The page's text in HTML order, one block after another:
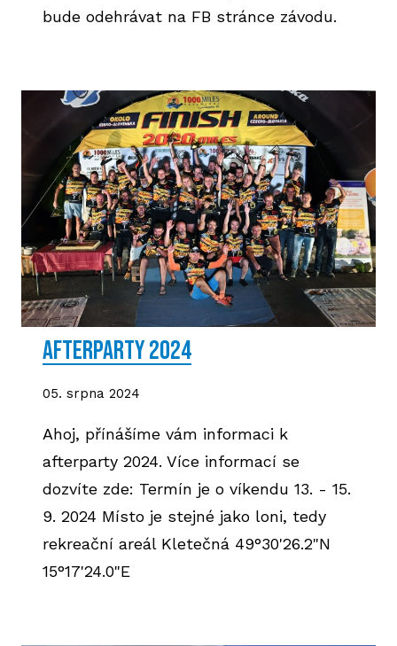
bude odehrávat na FB stránce závodu.
AFTERPARTY 2024
05. srpna 2024
Ahoj, přínášíme vám informaci k
afterparty 2024. Více informací se
dozvíte zde: Termín je o víkendu 13. - 15.
9. 2024 Místo je stejné jako loni, tedy
rekreační areál Kletečná 49°30'26.2"N
15°17'24.0"E